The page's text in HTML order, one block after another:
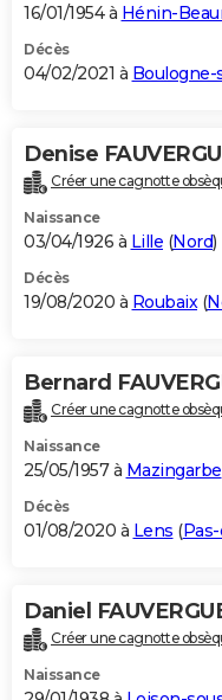
16/01/1954 à Hénin-
Décès
04/02/2021 à Boulogne-
Denise
Créer une cagnotte
Naissance
03/04/1926 à Lille (Nord)
Décès
19/08/2020 à Roubaix(
Bernard
Créer une cagnotte
Naissance
25/05/1957 à Mazingarbe
Décès
01/08/2020 à Lens (
Daniel
Créer une cagnotte
Naissance